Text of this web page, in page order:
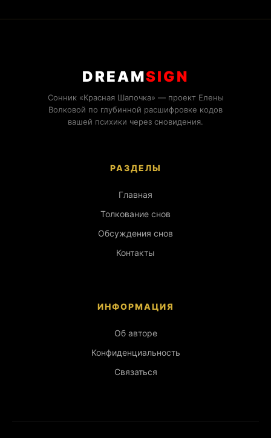
DREAMSIGN
Сонник «Красная Шапочка» — проект Елены
Волковой по глубинной расшифровке кодов
вашей психики через сновидения.
РАЗДЕЛЫ
Главная
Толкование снов
Обсуждения снов
Контакты
ИНФОРМАЦИЯ
Об авторе
Конфиденциальность
Связаться